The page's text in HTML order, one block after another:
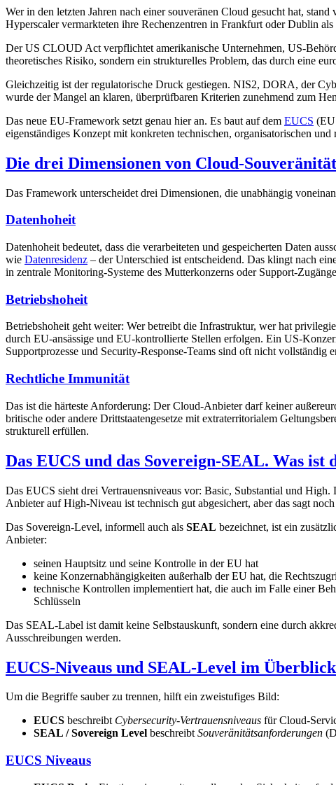
Wer in den letzten Jahren nach einer souveränen Cloud gesucht hat,
Hyperscaler vermarkteten ihre Rechenzentren in Frankfurt oder Dublin
Der US CLOUD Act verpflichtet amerikanische Unternehmen, US-
theoretisches Risiko, sondern ein strukturelles Problem, das durch eine
Gleichzeitig ist der regulatorische Druck gestiegen. NIS2, DORA, der
wurde der Mangel an klaren, überprüfbaren Kriterien zunehmend zum
Das neue EU-Framework setzt genau hier an. Es baut auf dem EUCS (EU
eigenständiges Konzept mit konkreten technischen, organisatorischen
Die drei Dimensionen von Cloud-
Das Framework unterscheidet drei Dimensionen, die unabhängig
Datenhoheit
Datenhoheit bedeutet, dass die verarbeiteten und gespeicherten Daten
wie Datenresidenz – der Unterschied ist entscheidend. Das klingt nach
in zentrale Monitoring-Systeme des Mutterkonzerns oder Support-
Betriebshoheit
Betriebshoheit geht weiter: Wer betreibt die Infrastruktur, wer hat
durch EU-ansässige und EU-kontrollierte Stellen erfolgen. Ein US-
Supportprozesse und Security-Response-Teams sind oft nicht vollständig
Rechtliche Immunität
Das ist die härteste Anforderung: Der Cloud-Anbieter darf keiner
britische oder andere Drittstaatengesetze mit extraterritorialem
strukturell erfüllen.
Das EUCS und das Sovereign-SEAL. Was ist
Das EUCS sieht drei Vertrauensniveaus vor: Basic, Substantial und
Anbieter auf High-Niveau ist technisch gut abgesichert, aber das sagt
Das Sovereign-Level, informell auch als SEAL bezeichnet, ist ein
Anbieter:
seinen Hauptsitz und seine Kontrolle in der EU hat
keine Konzernabhängigkeiten außerhalb der EU hat, die
technische Kontrollen implementiert hat, die auch im Falle einer
Schlüsseln
Das SEAL-Label ist damit keine Selbstauskunft, sondern eine durch
Ausschreibungen werden.
EUCS-Niveaus und SEAL-Level im Überblick
Um die Begriffe sauber zu trennen, hilft ein zweistufiges Bild:
EUCS beschreibt Cybersecurity-Vertrauensniveaus für Cloud-
SEAL / Sovereign Level beschreibtSouveränitätsanforderungen
EUCS Niveaus